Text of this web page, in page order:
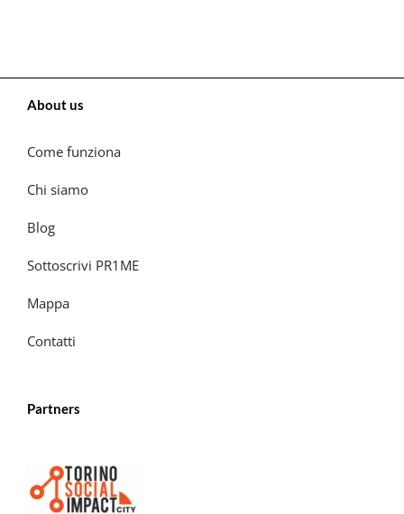
About us
Come funziona
Chi siamo
Blog
Sottoscrivi PR1ME
Mappa
Contatti
Partners